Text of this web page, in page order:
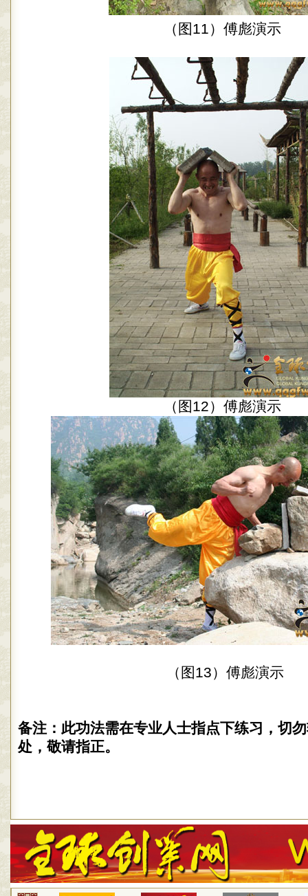
（图11）傅彪演示
（图12）傅彪演示
（图13）傅彪演示
备注：此功法需在专业人士指点下练习，切
处，敬请指正。